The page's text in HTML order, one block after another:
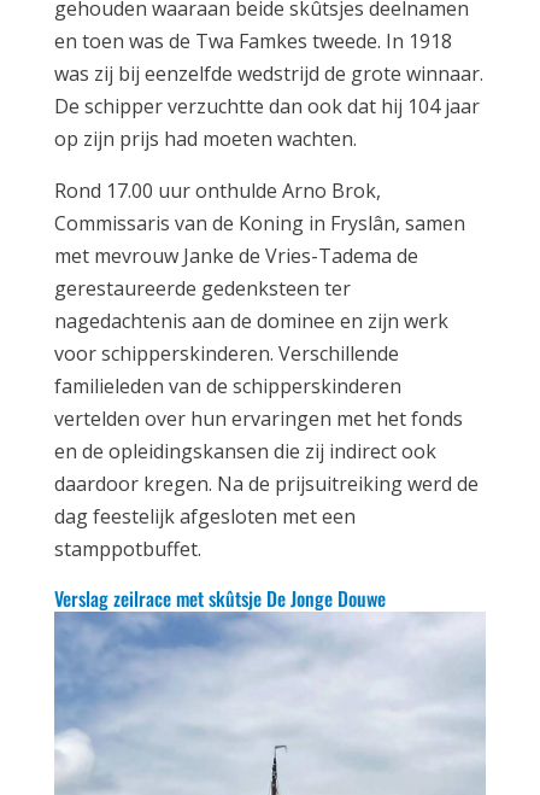
gehouden waaraan beide skûtsjes deelnamen
en toen was de Twa Famkes tweede. In 1918
was zij bij eenzelfde wedstrijd de grote winnaar.
De schipper verzuchtte dan ook dat hij 104 jaar
op zijn prijs had moeten wachten.
Rond 17.00 uur onthulde Arno Brok,
Commissaris van de Koning in Fryslân, samen
met mevrouw Janke de Vries-Tadema de
gerestaureerde gedenksteen ter
nagedachtenis aan de dominee en zijn werk
voor schipperskinderen. Verschillende
familieleden van de schipperskinderen
vertelden over hun ervaringen met het fonds
en de opleidingskansen die zij indirect ook
daardoor kregen. Na de prijsuitreiking werd de
dag feestelijk afgesloten met een
stamppotbuffet.
Verslag zeilrace met skûtsje De Jonge Douwe